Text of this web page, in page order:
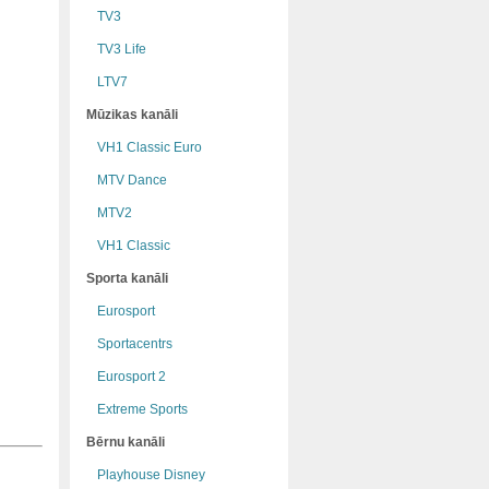
TV3
TV3 Life
LTV7
Mūzikas kanāli
VH1 Classic Euro
MTV Dance
MTV2
VH1 Classic
Sporta kanāli
Eurosport
Sportacentrs
Eurosport 2
Extreme Sports
Bērnu kanāli
Playhouse Disney